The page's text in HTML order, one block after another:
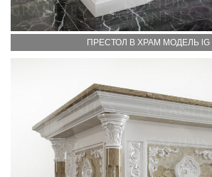
ПРЕСТОЛ В ХРАМ МОДЕЛЬ lG